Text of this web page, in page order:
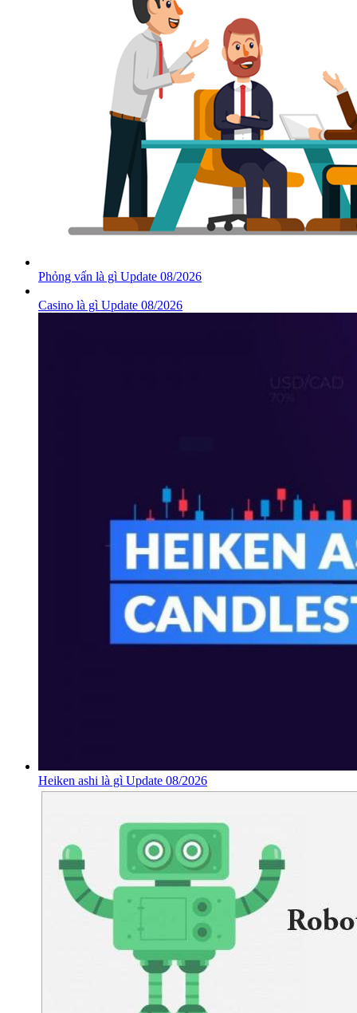
Phỏng vấn là gì Update 08/2026
Casino là gì Update 08/2026
Heiken ashi là gì Update 08/2026